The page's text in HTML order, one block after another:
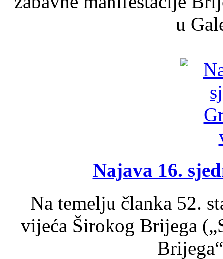
u
Najava 16.
Na temelju članka 52.
vijeća Širokog Brijega